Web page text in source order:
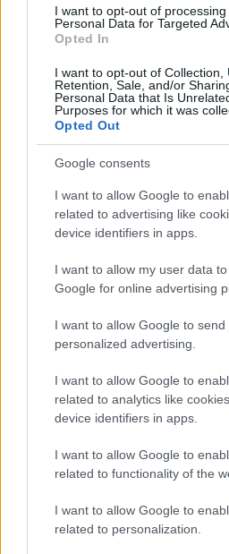
I want to opt-out of processing
Personal Data for Targeted
Opted In
I want to opt-out of Collection,
Retention, Sale, and/or
Personal Data that Is
Purposes for which it was
Opted Out
Google consents
I want to allow Google to
related to advertising like
device identifiers in apps.
I want to allow my user data
Google for online advertising
I want to allow Google to send
personalized advertising.
I want to allow Google to
related to analytics like
device identifiers in apps.
I want to allow Google to
related to functionality of the
I want to allow Google to
related to personalization.
színházat csinálni... /mosoly/
ZN: Szerepelni fog a
Népszínházzal
évek szerb-magyar
című előadás is, amit
mutattak be. Volt
fogadtatás között?
MG: A szabadkai közönségen
hogy tudják, miről van szó,
– pontosan lehetett látni,
azok közül, akiknek a neve ott
nagyon nagy különbség.
előadást nézik. De itt is
egy lehazudott része a
Jugoszláviával való „testvéri
nem hánytorgatták föl a
Hideg napok, újvidéki
culpázásba mentek át. Itt
volt, ami szintén a történelem
feldolgozásából ered.